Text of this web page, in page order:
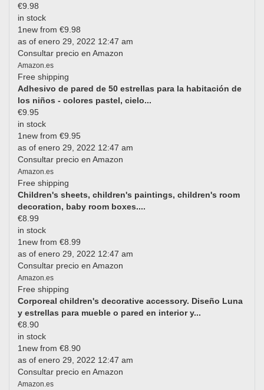
€9.98
in stock
1new from €9.98
as of enero 29, 2022 12:47 am
Consultar precio en Amazon
Amazon.es
Free shipping
Adhesivo de pared de 50 estrellas para la habitación de
los niños - colores pastel, cielo...
€9.95
in stock
1new from €9.95
as of enero 29, 2022 12:47 am
Consultar precio en Amazon
Amazon.es
Free shipping
Children's sheets, children's paintings, children's room
decoration, baby room boxes....
€8.99
in stock
1new from €8.99
as of enero 29, 2022 12:47 am
Consultar precio en Amazon
Amazon.es
Free shipping
Corporeal children's decorative accessory. Diseño Luna
y estrellas para mueble o pared en interior y...
€8.90
in stock
1new from €8.90
as of enero 29, 2022 12:47 am
Consultar precio en Amazon
Amazon.es